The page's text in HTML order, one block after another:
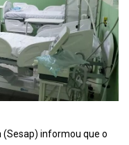
(Sesap) informou que o